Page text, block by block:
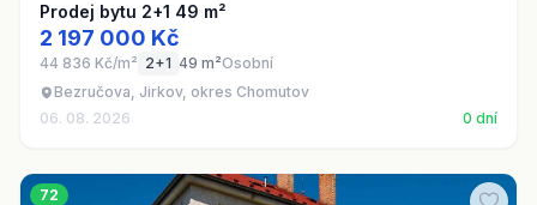
Prodej bytu 2+1 49 m²
2 197 000 Kč
44 836 Kč/m² 2+1 49 m²Osobní
Bezručova, Jirkov, okres Chomutov
06. 08. 2026
0 dní
72